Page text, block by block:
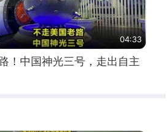
04:33
！中国神光三号，走出自主